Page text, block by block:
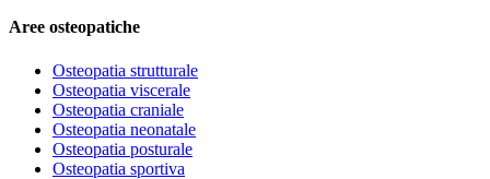
Aree osteopatiche
Osteopatia strutturale
Osteopatia viscerale
Osteopatia craniale
Osteopatia neonatale
Osteopatia posturale
Osteopatia sportiva